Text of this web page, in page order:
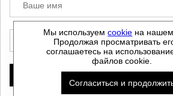
©2021-2026 - ShoesTown.ru
защищены.
Данный сайт не является
не является публичной
Политика обработки
Автоматизировано -
Мы используемcookie на нашем
Продолжая просматривать
соглашаетесь на
файлов cookie.
Согласиться и
Ваше имя